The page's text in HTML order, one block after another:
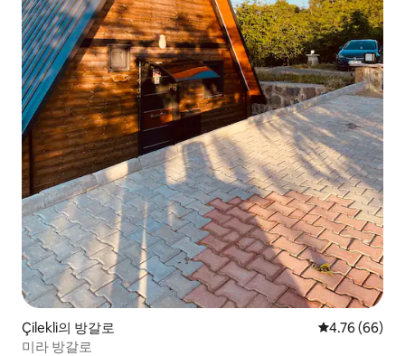
Çilekli의 방갈로 평점 4.76점(5
4.76 (66)
미라 방갈로